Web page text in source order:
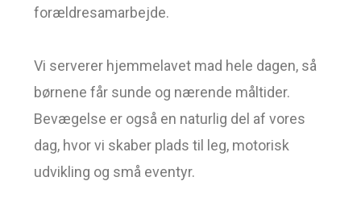
forældresamarbejde.
Vi serverer hjemmelavet mad hele dagen, så
børnene får sunde og nærende måltider.
Bevægelse er også en naturlig del af vores
dag, hvor vi skaber plads til leg, motorisk
udvikling og små eventyr.